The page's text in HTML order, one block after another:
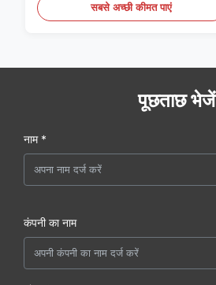
सबसे अच्छी कीमत पाएं
पूछताछ भेजें
नाम *
कंपनी का नाम